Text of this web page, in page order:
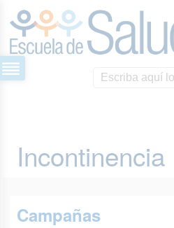
Incontinencia
Campañas